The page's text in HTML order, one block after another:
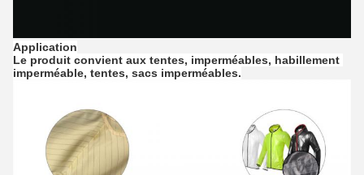
Application
Le produit convient aux tentes, imperméables, habillement
imperméable, tentes, sacs imperméables.